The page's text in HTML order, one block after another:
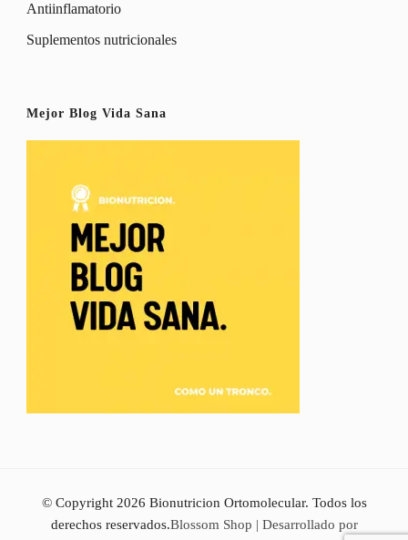
Antiinflamatorio
Suplementos nutricionales
Mejor Blog Vida Sana
© Copyright 2026 Bionutricion Ortomolecular. Todos los
derechos reservados.Blossom Shop | Desarrollado por